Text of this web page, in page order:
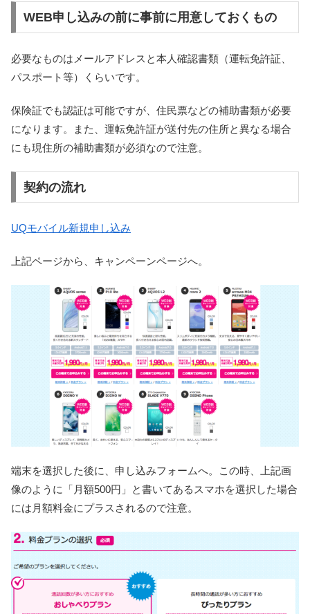
WEB申し込みの前に事前に用意しておくもの
必要なものはメールアドレスと本人確認書類（運転免許証、
パスポート等）くらいです。
保険証でも認証は可能ですが、住民票などの補助書類が必要
になります。また、運転免許証が送付先の住所と異なる場合
にも現住所の補助書類が必須なので注意。
契約の流れ
UQモバイル新規申し込み
上記ページから、キャンペーンページへ。
端末を選択した後に、申し込みフォームへ。この時、上記画
像のように「月額500円」と書いてあるスマホを選択した場合
には月額料金にプラスされるので注意。